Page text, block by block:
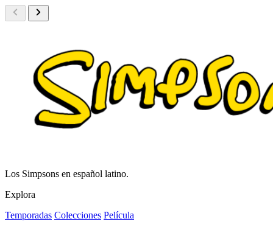
Los Simpsons en español latino.
Explora
Temporadas Colecciones Película